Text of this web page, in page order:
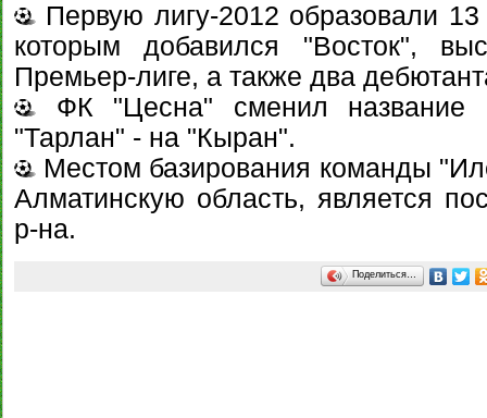
Первую лигу-2012 образовали
которым добавилcя "Восток",
Премьер-лиге, а также два
ФК "Цесна" сменил название
"Тарлан" - на "Кыран".
Местом базирования команды
Алматинскую область, является
р-на.
Поделиться…